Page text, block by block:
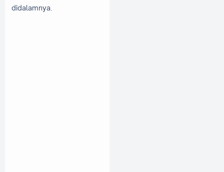
didalamnya.